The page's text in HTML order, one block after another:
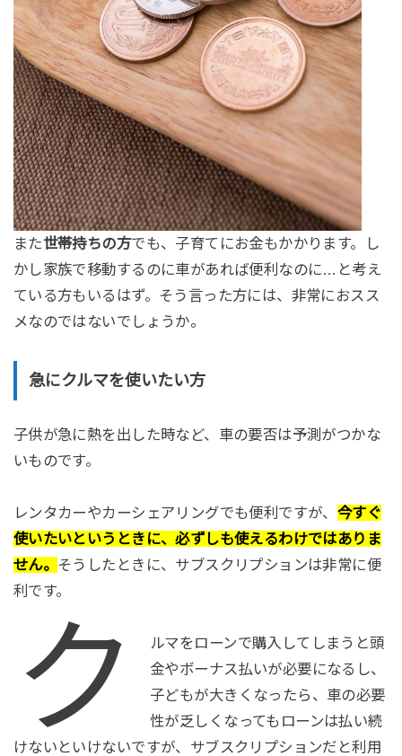
また世帯持ちの方でも、子育てにお金もかかります。し
かし家族で移動するのに車があれば便利なのに…と考え
ている方もいるはず。そう言った方には、非常におスス
メなのではないでしょうか。
急にクルマを使いたい方
子供が急に熱を出した時など、車の要否は予測がつかな
いものです。
レンタカーやカーシェアリングでも便利ですが、 今すぐ
使いたいというときに、必ずしも使えるわけではありま
せん。 そうしたときに、サブスクリプションは非常に便
利です。
ク
ルマをローンで購入してしまうと頭
金やボーナス払いが必要になるし、
子どもが大きくなったら、車の必要
性が乏しくなってもローンは払い続
けないといけないですが、サブスクリプションだと利用